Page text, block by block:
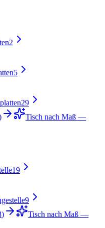
2
5
29
Tisch nach Maß —
19
9
)
Tisch nach Maß —